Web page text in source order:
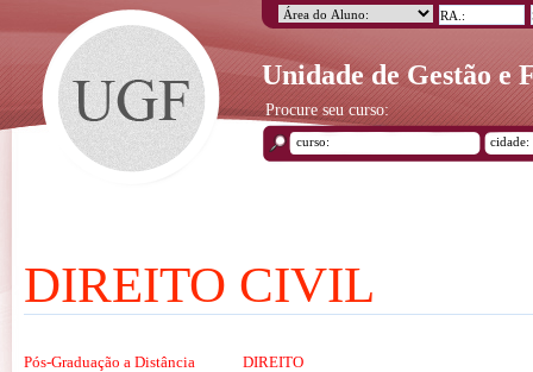
Unidade de Gestão e
Procure seu curso:
DIREITO CIVIL
Pós-Graduação a Distância DIREITO